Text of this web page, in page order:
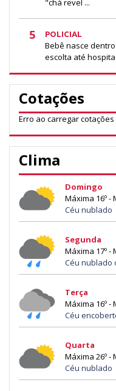
"chá revel ...
5 POLICIAL
Bebê nasce
escolta até hospita
Cotações
Erro ao carregar cotações
Clima
Domingo
Máxima 16º -
Céu nublado
Segunda
Máxima 17º -
Céu nublado
Terça
Máxima 16º -
Céu
Quarta
Máxima 26º -
Céu nublado